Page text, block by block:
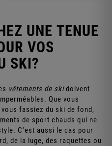
VESTES D’HIVER
UNE TENUE
VOS
SKI?
vêtements de skidoivent
Que vous
fassiez du ski de fond,
de sport chauds qui ne
C'est aussi le cas pour
de la luge, des raquettes ou